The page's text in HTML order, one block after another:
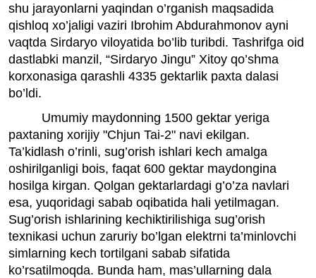
shu jarayonlarni yaqindan o’rganish maqsadida
qishloq xo’jaligi vaziri Ibrohim Abdurahmonov ayni
vaqtda Sirdaryo viloyatida bo’lib turibdi. Tashrifga oid
dastlabki manzil, “Sirdaryo Jingu” Xitoy qo’shma
korxonasiga qarashli 4335 gektarlik paxta dalasi
bo’ldi.
Umumiy maydonning 1500 gektar yeriga
paxtaning xorijiy "Chjun Tai-2" navi ekilgan.
Ta’kidlash o’rinli, sug’orish ishlari kech amalga
oshirilganligi bois, faqat 600 gektar maydongina
hosilga kirgan. Qolgan gektarlardagi g’o’za navlari
esa, yuqoridagi sabab oqibatida hali yetilmagan.
Sug’orish ishlarining kechiktirilishiga sug’orish
texnikasi uchun zaruriy bo’lgan elektrni ta’minlovchi
simlarning kech tortilgani sabab sifatida
ko’rsatilmoqda. Bunda ham, mas’ullarning dala